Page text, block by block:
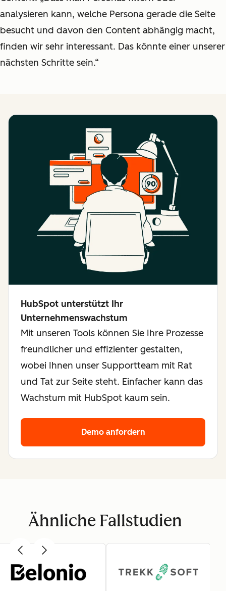
analysieren kann, welche Persona gerade die Seite
besucht und davon den Content abhängig macht,
finden wir sehr interessant. Das könnte einer unserer
nächsten Schritte sein.“
HubSpot unterstützt Ihr
Unternehmenswachstum
Mit unseren Tools können Sie Ihre Prozesse
freundlicher und effizienter gestalten,
wobei Ihnen unser Supportteam mit Rat
und Tat zur Seite steht. Einfacher kann das
Wachstum mit HubSpot kaum sein.
Demo anfordern
Ähnliche Fallstudien